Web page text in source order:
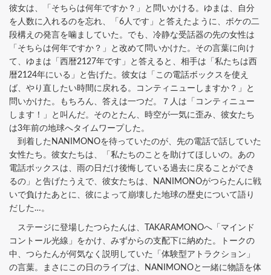
彼女は、「そちらは何年ですか？」と問いかける。ゆまは、自分
を人数に入れるのを忘れ、「6人です」と答えたように、ボケの二
段構えの発言を噛ましていた。でも、冷静な受話器の先の女性は
「そちらは何年ですか？」と改めて問いかけた。その言葉に向け
て、ゆまは「西暦2127年です」と答えると、相手は「私たちは西
暦2124年にいる」と告げた。彼女は「この電話ボックスを使え
ば、やり直したい時間に戻れる。コンティニューしますか？」と
問いかけた。もちろん、答えは一つだ。７人は「コンティニュー
します！」と叫んだ。そのとたん、時空が一気に歪み、彼女たち
は3年前の地球へタイムワープした。
到着したNANIMONOを待っていたのが、先の電話で話していた
女性たち。彼女たちは、「私たちのことを助けてほしいの。あの
電話ボックスは、雨の日だけ後悔している過去に戻ることができ
るの」と告げたうえで、彼女たちは、NANIMONOがつらたんに戦
いで負けたあとに、彼によって崩壊した地球の歴史について語り
だした…。
ステージに登場したつらたんは、TAKARAMONOへ「マインド
コントール光線」をかけ、みずからの支配下に納めた。トークの
中、つらたんが何気なく説明していた「体験型アトラクション」
の言葉。まさにこの日のライブは、NANIMONOと一緒に物語を体